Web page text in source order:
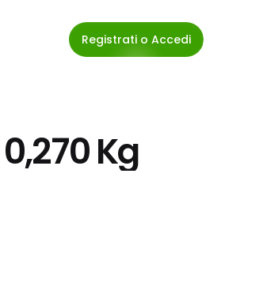
Registrati o Accedi
Kg